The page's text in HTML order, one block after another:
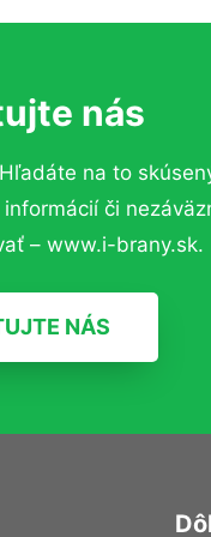
nás
Hľadáte na to
či
– www.i-brany.sk.
NÁS